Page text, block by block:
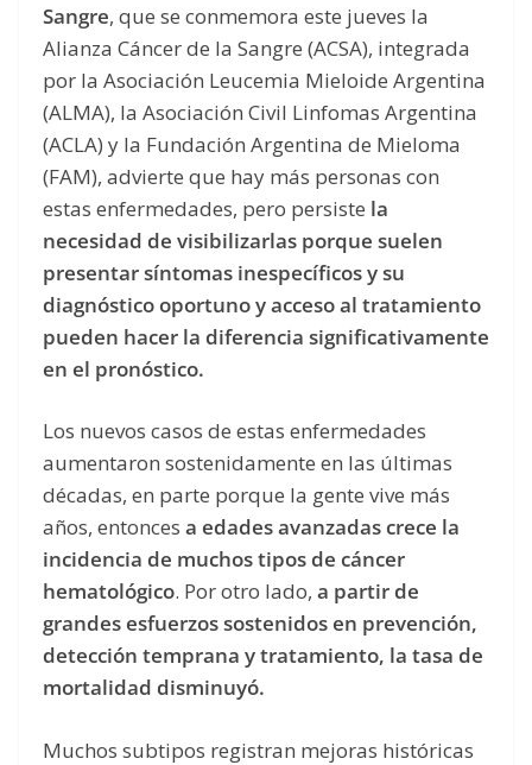
Sangre, que se conmemora este jueves la
Alianza Cáncer de la Sangre (ACSA), integrada
por la Asociación Leucemia Mieloide Argentina
(ALMA), la Asociación Civil Linfomas Argentina
(ACLA) y la Fundación Argentina de Mieloma
(FAM), advierte que hay más personas con
estas enfermedades, pero persiste la
necesidad de visibilizarlas porque suelen
presentar síntomas inespecíficos y su
diagnóstico oportuno y acceso al tratamiento
pueden hacer la diferencia significativamente
en el pronóstico.
Los nuevos casos de estas enfermedades
aumentaron sostenidamente en las últimas
décadas, en parte porque la gente vive más
años, entonces a edades avanzadas crece la
incidencia de muchos tipos de cáncer
hematológico. Por otro lado, a partir de
grandes esfuerzos sostenidos en prevención,
detección temprana y tratamiento, la tasa de
mortalidad disminuyó.
Muchos subtipos registran mejoras históricas